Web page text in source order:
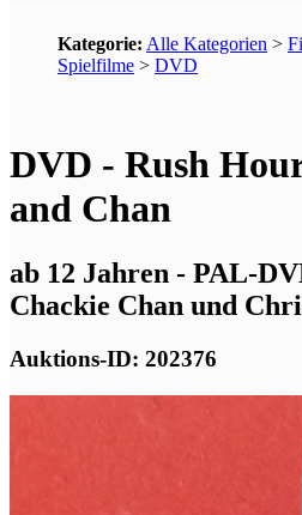
Kategorie: Alle Kategorien >
Spielfilme > DVD
DVD - Rush
and Chan
ab 12 Jahren - PAL-
Chackie Chan und
Auktions-ID: 202376